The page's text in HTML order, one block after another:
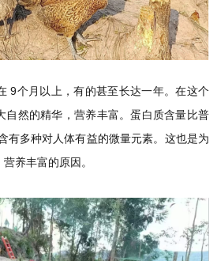
9个月以上，有的甚至长达一年。在这个
自然的精华，营养丰富。蛋白质含量比普
有多种对人体有益的微量元素。这也是为
养丰富的原因。